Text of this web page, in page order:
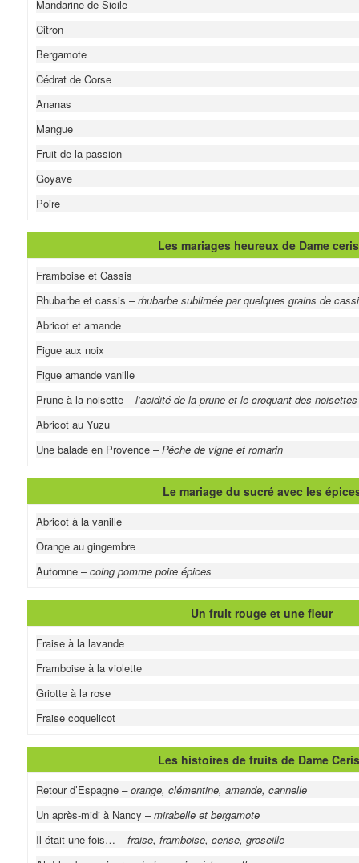
Mandarine de Sicile
Citron
Bergamote
Cédrat de Corse
Ananas
Mangue
Fruit de la passion
Goyave
Poire
Les mariages heureux de Dame
Framboise et Cassis
Rhubarbe et cassis– rhubarbe sublimée par quelques grains de
Abricot et amande
Figue aux noix
Figue amande vanille
Prune à la noisette –l’acidité de la prune et le croquant des
Abricot au Yuzu
Une balade en Provence – Pêche de vigne et romarin
Le mariage du sucré avec les
Abricot à la vanille
Orange au gingembre
Automne –coing pomme poire épices
Un fruit rouge et une fleur
Fraise à la lavande
Framboise à la violette
Griotte à la rose
Fraise coquelicot
Les histoires de fruits de Dame
Retour d’Espagne– orange, clémentine, amande, cannelle
Un après-midi à Nancy –mirabelle et bergamote
Il était une fois…– fraise, framboise, cerise, groseille